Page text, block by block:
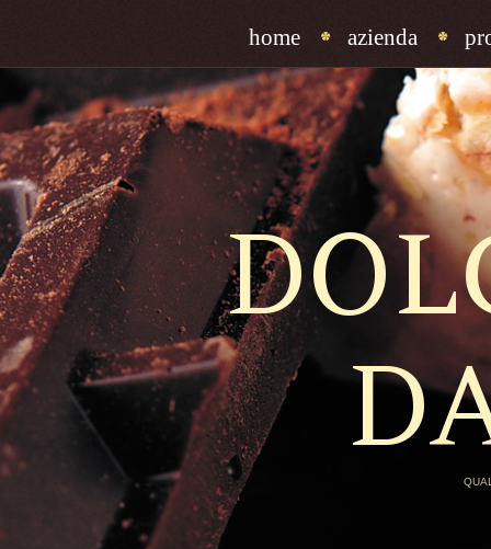
home azienda